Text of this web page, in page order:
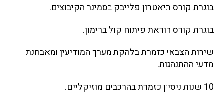
בוגרת קורס תיאטרון פלייבק בסמינר הקיבוצים.
בוגרת קורס הוראת פיתוח קול ברימון.
שירות הצבאי כזמרת בלהקת מערך המודיעין ומאבחנת
מדעי ההתנהגות.
10 שנות ניסיון כזמרת בהרכבים מוזיקליים.